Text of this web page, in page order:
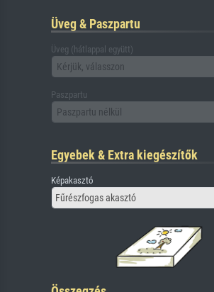
Üveg & Paszpartu
Üveg (hátlappal együtt)
Kérjük, válasszon
Paszpartu
Paszpartu nélkül
Egyebek & Extra kiegészítők
Képakasztó
Fűrészfogas akasztó